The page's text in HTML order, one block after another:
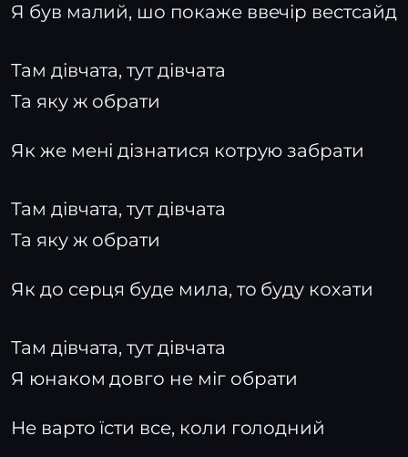
Я був малий, шо покаже ввечір вестсайд
Там дівчата, тут дівчата
Та яку ж обрати
Як же мені дізнатися котрую забрати
Там дівчата, тут дівчата
Та яку ж обрати
Як до серця буде мила, то буду кохати
Там дівчата, тут дівчата
Я юнаком довго не міг обрати
Не варто їсти все, коли голодний